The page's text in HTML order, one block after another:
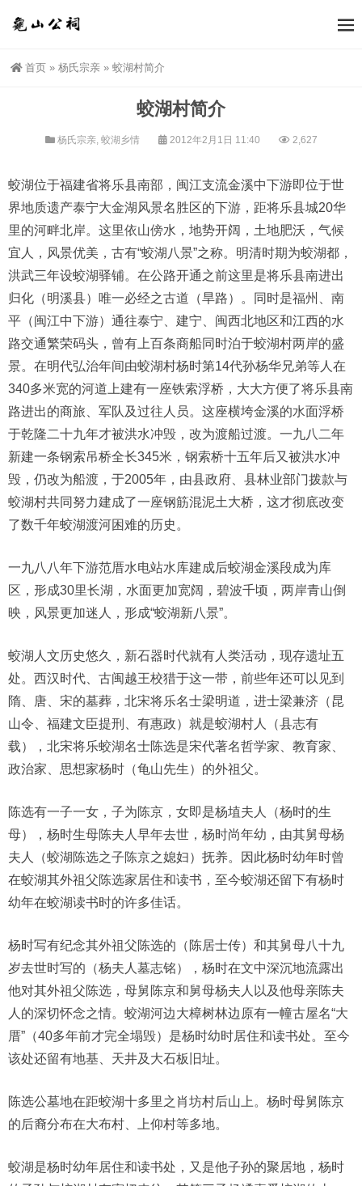
首页 » 杨氏宗亲 » 蛟湖村简介
蛟湖村简介
杨氏宗亲, 蛟湖乡情 2012年2月1日 11:40 2,627
蛟湖位于福建省将乐县南部，闽江支流金溪中下游即位于世
界地质遗产泰宁大金湖风景名胜区的下游，距将乐县城20华
里的河畔北岸。这里依山傍水，地势开阔，土地肥沃，气候
宜人，风景优美，古有“蛟湖八景”之称。明清时期为蛟湖都，
洪武三年设蛟湖驿铺。在公路开通之前这里是将乐县南进出
归化（明溪县）唯一必经之古道（旱路）。同时是福州、南
平（闽江中下游）通往泰宁、建宁、闽西北地区和江西的水
路交通繁荣码头，曾有上百条商船同时泊于蛟湖村两岸的盛
景。在明代弘治年间由蛟湖村杨时第14代孙杨华兄弟等人在
340多米宽的河道上建有一座铁索浮桥，大大方便了将乐县南
路进出的商旅、军队及过往人员。这座横垮金溪的水面浮桥
于乾隆二十九年才被洪水冲毁，改为渡船过渡。一九八二年
新建一条钢索吊桥全长345米，钢索桥十五年后又被洪水冲
毁，仍改为船渡，于2005年，由县政府、县林业部门拨款与
蛟湖村共同努力建成了一座钢筋混泥土大桥，这才彻底改变
了数千年蛟湖渡河困难的历史。
一九八八年下游范厝水电站水库建成后蛟湖金溪段成为库
区，形成30里长湖，水面更加宽阔，碧波千顷，两岸青山倒
映，风景更加迷人，形成“蛟湖新八景”。
蛟湖人文历史悠久，新石器时代就有人类活动，现存遗址五
处。西汉时代、古闽越王校猎于这一带，前些年还可以见到
隋、唐、宋的墓葬，北宋将乐名士梁明道，进士梁兼济（昆
山令、福建文臣提刑、有惠政）就是蛟湖村人（县志有
载），北宋将乐蛟湖名士陈选是宋代著名哲学家、教育家、
政治家、思想家杨时（龟山先生）的外祖父。
陈选有一子一女，子为陈京，女即是杨埴夫人（杨时的生
母），杨时生母陈夫人早年去世，杨时尚年幼，由其舅母杨
夫人（蛟湖陈选之子陈京之媳妇）抚养。因此杨时幼年时曾
在蛟湖其外祖父陈选家居住和读书，至今蛟湖还留下有杨时
幼年在蛟湖读书时的许多佳话。
杨时写有纪念其外祖父陈选的（陈居士传）和其舅母八十九
岁去世时写的（杨夫人墓志铭），杨时在文中深沉地流露出
他对其外祖父陈选，母舅陈京和舅母杨夫人以及他母亲陈夫
人的深切怀念之情。蛟湖河边大樟树林边原有一幢古屋名“大
厝”（40多年前才完全塌毁）是杨时幼时居住和读书处。至今
该处还留有地基、天井及大石板旧址。
陈选公墓地在距蛟湖十多里之肖坊村后山上。杨时母舅陈京
的后裔分布在大布村、上仰村等多地。
蛟湖是杨时幼年居住和读书处，又是他子孙的聚居地，杨时